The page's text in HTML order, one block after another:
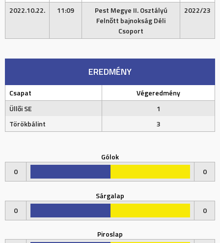
2022.10.22.
11:09
Pest Megye II. Osztályú
Felnőtt bajnokság Déli
Csoport
2022/23
EREDMÉNY
Csapat
Végeredmény
Üllői SE
1
Törökbálint
3
Gólok
0
0
Sárgalap
0
0
Piroslap